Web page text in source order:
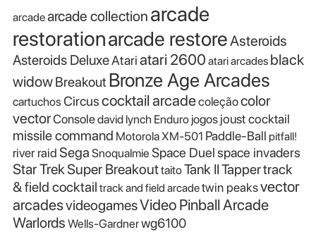
arcadearcade collection arcade
restorationarcade restoreAsteroids
Asteroids DeluxeAtariatari 2600 atari arcades black
widowBreakoutBronze Age Arcades
cartuchosCircuscocktail arcadecoleçãocolor
vectorConsoledavid lynch Enduro jogos joust cocktail
missile command Motorola XM-501 Paddle-Ball pitfall!
river raidSega Snoqualmie Space Duelspace invaders
Star TrekSuper BreakouttaitoTank IITappertrack
& field cocktail track and field arcadetwin peaksvector
arcadesvideogamesVideo Pinball Arcade
Warlords Wells-Gardnerwg6100